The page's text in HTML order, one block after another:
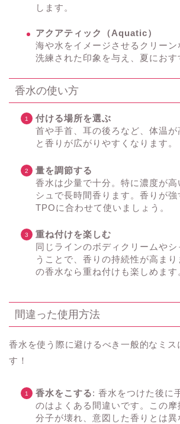
します。
アクアティック（Aquatic）
海や水をイメージさせるクリー
洗練された印象を与え、夏におす
香水の使い方
付ける場所を選ぶ
首や手首、耳の後ろなど、体温が
と香りが広がりやすくなります。
量を調節する
香水は少量で十分。特に濃度が高
シュで長時間香ります。香りが強
TPOに合わせて使いましょう。
重ね付けを楽しむ
同じラインのボディクリームや
うことで、香りの持続性が高ま
の香水なら重ね付けも楽しめます
間違った使用方法
香水を使う際に避けるべき一般的なミス
す！
香水をこする: 香水をつけた後に
のはよくある間違いです 。この
分子が壊れ、意図した香りとは異